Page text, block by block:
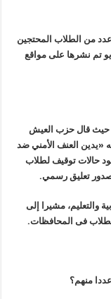
من الطلاب المحتجين
تم نشرها على مواقع
حيث قال حزب العيش
«يدين العنف الأمني ضد
حالات توقيف لطلاب
صدور تعليق رسمي.
والتعليم، مشيرا إلى
فى المحافظات.
منهم؟